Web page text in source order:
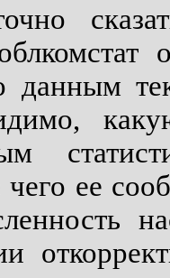
данным
чего ее